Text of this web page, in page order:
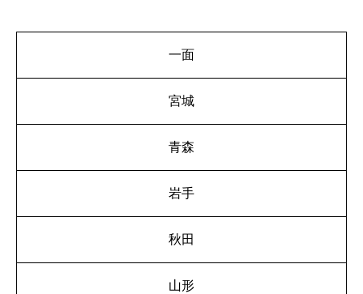
一面
宮城
青森
岩手
秋田
山形